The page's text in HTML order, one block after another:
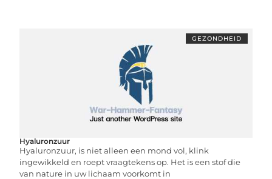
GEZONDHEID
Hyaluronzuur
Hyaluronzuur, is niet alleen een mond vol, klink
ingewikkeld en roept vraagtekens op. Het is een stof die
van nature in uw lichaam voorkomt in